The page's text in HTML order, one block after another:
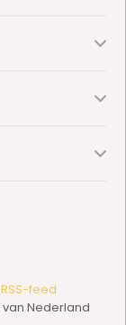
RSS-feed
Nederland